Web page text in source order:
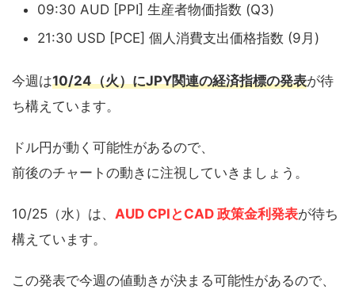
09:30 AUD [PPI] 生産者物価指数 (Q3)
21:30 USD [PCE] 個人消費支出価格指数 (9月)
今週は10/24（火）にJPY関連の経済指標の発表が待
ち構えています。
ドル円が動く可能性があるので、
前後のチャートの動きに注視していきましょう。
10/25（水）は、 AUD CPIとCAD 政策金利発表が待ち
構えています。
この発表で今週の値動きが決まる可能性があるので、